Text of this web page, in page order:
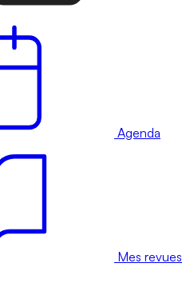
Agenda
Mes revues